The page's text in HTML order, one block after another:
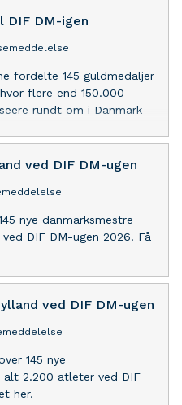
DIF DM-igen
fordelte 145 guldmedaljer
flere end 150.000
rundt om i Danmark
ved DIF DM-ugen
nye danmarksmestre
DIF DM-ugen 2026. Få
ved DIF DM-ugen
145 nye
2.200 atleter ved DIF
her.